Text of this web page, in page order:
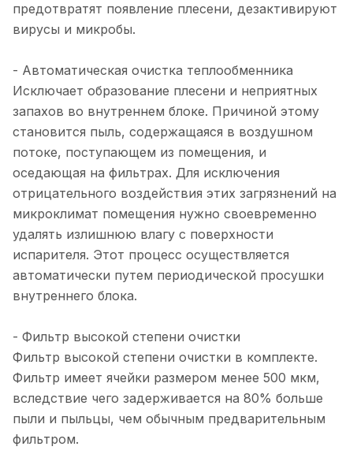
предотвратят появление плесени, дезактивируют
вирусы и микробы.
- Автоматическая очистка теплообменника
Исключает образование плесени и неприятных
запахов во внутреннем блоке. Причиной этому
становится пыль, содержащаяся в воздушном
потоке, поступающем из помещения, и
оседающая на фильтрах. Для исключения
отрицательного воздействия этих загрязнений на
микроклимат помещения нужно своевременно
удалять излишнюю влагу с поверхности
испарителя. Этот процесс осуществляется
автоматически путем периодической просушки
внутреннего блока.
- Фильтр высокой степени очистки
Фильтр высокой степени очистки в комплекте.
Фильтр имеет ячейки размером менее 500 мкм,
вследствие чего задерживается на 80% больше
пыли и пыльцы, чем обычным предварительным
фильтром.